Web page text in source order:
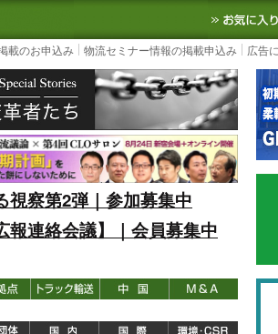
の物流ニュースサイト3PL, SCMなど国内外の最新
載のお申込み 物流セミナー情報の掲載申込み 広告
視察第2弾｜参加募集中
報連絡会議】｜会員募集中